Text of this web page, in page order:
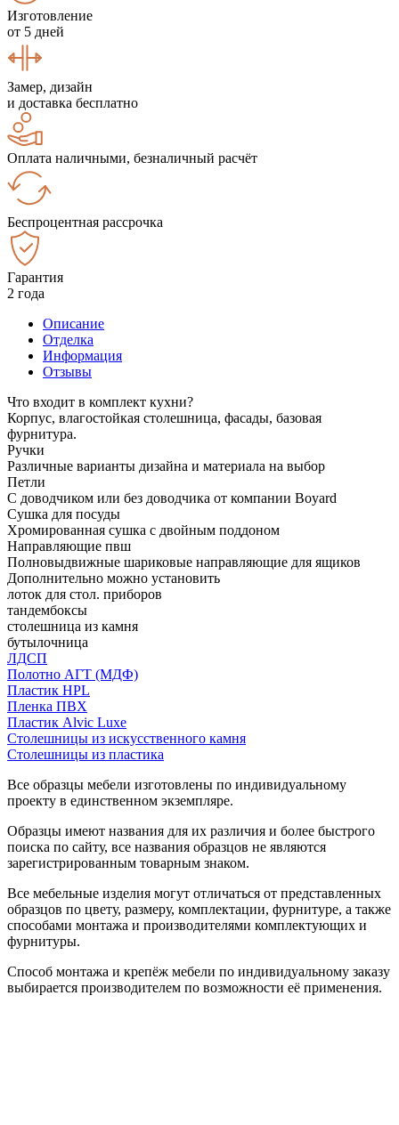
Изготовление
от 5 дней
Замер, дизайн
и доставка бесплатно
Оплата наличными, безналичный расчёт
Беспроцентная рассрочка
Гарантия
2 года
Описание
Отделка
Информация
Отзывы
Что входит в комплект кухни?
Корпус, влагостойкая столешница, фасады, базовая
фурнитура.
Ручки
Различные варианты дизайна и материала на выбор
Петли
С доводчиком или без доводчика от компании Boyard
Сушка для посуды
Хромированная сушка с двойным поддоном
Направляющие пвш
Полновыдвижные шариковые направляющие для ящиков
Дополнительно можно установить
лоток для стол. приборов
тандембоксы
столешница из камня
бутылочница
ЛДСП
Полотно АГТ (МДФ)
Пластик HPL
Пленка ПВХ
Пластик Alvic Luxe
Столешницы из искусственного камня
Столешницы из пластика
Все образцы мебели изготовлены по индивидуальному
проекту в единственном экземпляре.
Образцы имеют названия для их различия и более быстрого
поиска по сайту, все названия образцов не являются
зарегистрированным товарным знаком.
Все мебельные изделия могут отличаться от представленных
образцов по цвету, размеру, комплектации, фурнитуре, а также
способами монтажа и производителями комплектующих и
фурнитуры.
Способ монтажа и крепёж мебели по индивидуальному заказу
выбирается производителем по возможности её применения.